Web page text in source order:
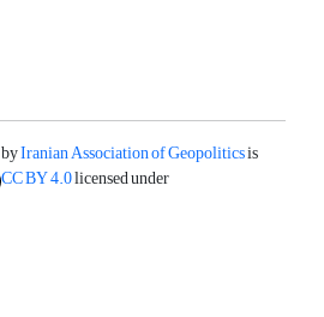
byIranian Association of Geopoliticsis
licensed under
CC BY 4.0